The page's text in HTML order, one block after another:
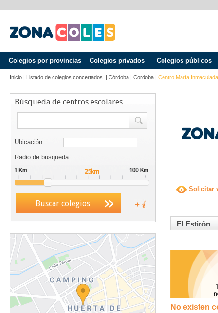
Colegios por provincias Colegios privados Colegios públicos
Inicio | Listado de colegios concertados | Córdoba | Cordoba | Centro María Inmaculada
Búsqueda de centros escolares
Ubicación:
Radio de busqueda:
Buscar colegios
Solicitar
El Estirón
No existen